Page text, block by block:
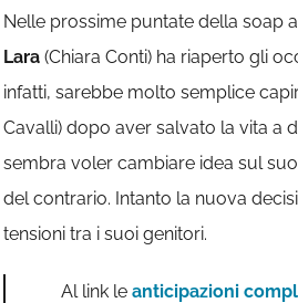
Nelle prossime puntate della soap
Lara (Chiara Conti) ha riaperto gli
infatti, sarebbe molto semplice
Cavalli) dopo aver salvato la vita a
sembra voler cambiare idea sul
del contrario. Intanto la nuova
tensioni tra i suoi genitori.
Al link le anticipazioni